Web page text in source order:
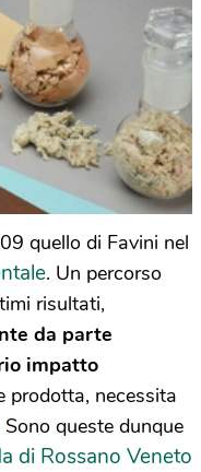
quello di Favini nel
. Un percorso
risultati,
da parte
impatto
prodotta, necessita
Sono queste dunque
di Rossano Veneto